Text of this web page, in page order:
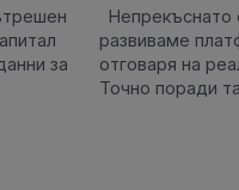
за
развиваме
отговаря на
Точно поради